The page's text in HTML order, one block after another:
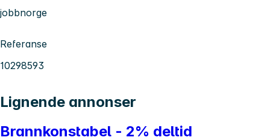
jobbnorge
Referanse
10298593
Lignende annonser
Brannkonstabel - 2% deltid